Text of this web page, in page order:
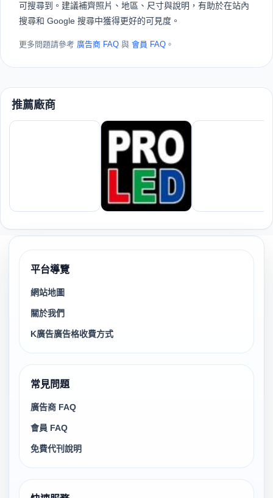
可搜尋到。建議補齊照片、地區、尺寸與說明，有助於在站內
搜尋和 Google 搜尋中獲得更好的可見度。
更多問題請參考 廣告商 FAQ 與 會員 FAQ 。
推薦廠商
平台導覽
網站地圖
關於我們
K廣告廣告格收費方式
常見問題
廣告商 FAQ
會員 FAQ
免費代刊說明